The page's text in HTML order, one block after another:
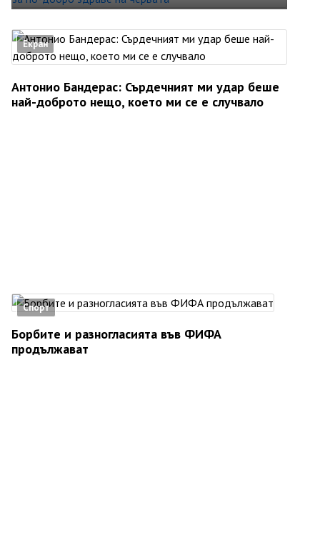
Екран
Антонио Бандерас: Сърдечният ми удар беше
най-доброто нещо, което ми се е случвало
Спорт
Борбите и разногласията във ФИФА
продължават